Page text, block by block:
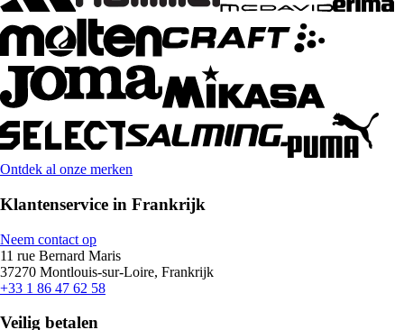
Ontdek al onze merken
Klantenservice in Frankrijk
Neem contact op
11 rue Bernard Maris
37270 Montlouis-sur-Loire, Frankrijk
+33 1 86 47 62 58
Veilig betalen